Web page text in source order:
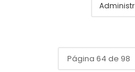
Página 64 de 98